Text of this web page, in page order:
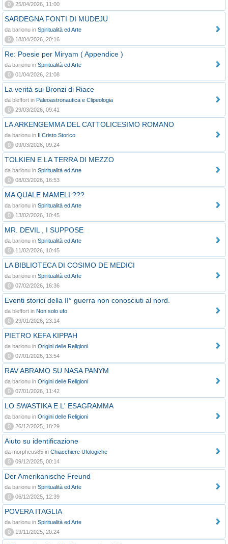
0
25/04/2026, 11:00
SARDEGNA FONTI DI MUDEJU
da barionu in Spiritualità ed Arte
0
18/04/2026, 20:16
Re: Poesie per Miryam ( Appendice )
da barionu in Spiritualità ed Arte
0
01/04/2026, 21:08
La verità sui Bronzi di Riace
da bleffort in Paleoastronautica e Clipeologia
0
29/03/2026, 09:41
LA ARKENGEMMA DEL CATTOLICESIMO ROMANO
da barionu in Il Cristo Storico
0
09/03/2026, 09:24
TOLKIEN E LA TERRA DI MEZZO
da barionu in Spiritualità ed Arte
0
08/03/2026, 16:53
MA QUALE MAMELI ???
da barionu in Spiritualità ed Arte
0
13/02/2026, 10:45
MR. DEVIL , I SUPPOSE
da barionu in Spiritualità ed Arte
0
11/02/2026, 10:45
LA BIBLIOTECA DI COSIMO DE MEDICI
da barionu in Spiritualità ed Arte
0
07/02/2026, 16:36
Eventi storici della II° guerra non conosciuti al nord.
da bleffort in Non solo ufo
0
29/01/2026, 23:14
PIETRO KEFA KIPPAH
da barionu in Origini delle Religioni
0
07/01/2026, 13:54
RAV ABRAMO SU NASA PANYM
da barionu in Origini delle Religioni
0
07/01/2026, 11:42
LO SWASTIKA E L' ESAGRAMMA
da barionu in Origini delle Religioni
0
26/12/2025, 18:29
Aiuto su identificazione
da morpheus85 in Chiacchiere Ufologiche
0
09/12/2025, 00:14
Der Amerikanische Freund
da barionu in Spiritualità ed Arte
0
06/12/2025, 12:39
POVERA ITAGLIA
da barionu in Spiritualità ed Arte
0
19/11/2025, 20:24